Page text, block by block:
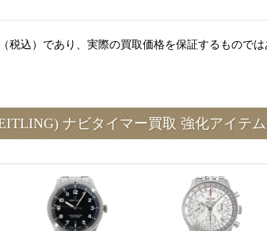
込）であり、実際の買取価格を保証するものでは
ナビタイマー買取 強化アイテ